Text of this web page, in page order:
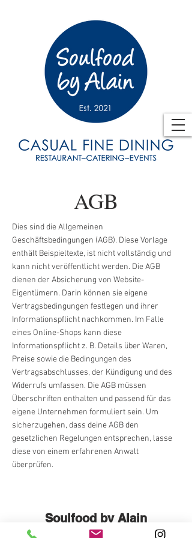
AGB
Dies sind die Allgemeinen
Geschäftsbedingungen (AGB). Diese Vorlage
enthält Beispieltexte, ist nicht vollständig und
kann nicht veröffentlicht werden. Die AGB
dienen der Absicherung von Website-
Eigentümern. Darin können sie eigene
Vertragsbedingungen festlegen und ihrer
Informationspflicht nachkommen. Im Falle
eines Online-Shops kann diese
Informationspflicht z. B. Details über Waren,
Preise sowie die Bedingungen des
Vertragsabschlusses, der Kündigung und des
Widerrufs umfassen. Die AGB müssen
Überschriften enthalten und passend für das
eigene Unternehmen formuliert sein. Um
sicherzugehen, dass deine AGB den
gesetzlichen Regelungen entsprechen, lasse
diese von einem erfahrenen Anwalt
überprüfen.
Soulfood by Alain
Lindenweg 7